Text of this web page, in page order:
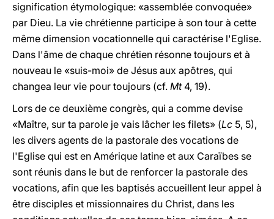
signification étymologique: «assemblée convoquée»
par Dieu. La vie chrétienne participe à son tour à cette
même dimension vocationnelle qui caractérise l'Eglise.
Dans l'âme de chaque chrétien résonne toujours et à
nouveau le «suis-moi» de Jésus aux apôtres, qui
changea leur vie pour toujours (cf. Mt 4, 19).
Lors de ce deuxième congrès, qui a comme devise
«Maître, sur ta parole je vais lâcher les filets» (Lc 5, 5),
les divers agents de la pastorale des vocations de
l'Eglise qui est en Amérique latine et aux Caraïbes se
sont réunis dans le but de renforcer la pastorale des
vocations, afin que les baptisés accueillent leur appel à
être disciples et missionnaires du Christ, dans les